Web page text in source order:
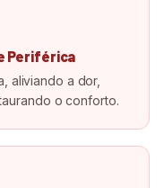
Periférica
aliviando a dor,
o conforto.